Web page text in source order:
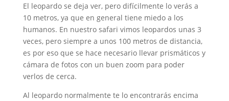
El leopardo se deja ver, pero difícilmente lo verás a
10 metros, ya que en general tiene miedo a los
humanos. En nuestro safari vimos leopardos unas 3
veces, pero siempre a unos 100 metros de distancia,
es por eso que se hace necesario llevar prismáticos y
cámara de fotos con un buen zoom para poder
verlos de cerca.
Al leopardo normalmente te lo encontrarás encima